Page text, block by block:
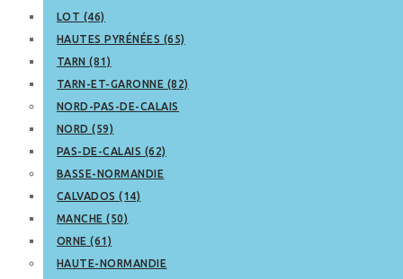
LOT (46)
HAUTES PYRÉNÉES (65)
TARN (81)
TARN-ET-GARONNE (82)
NORD-PAS-DE-CALAIS
NORD (59)
PAS-DE-CALAIS (62)
BASSE-NORMANDIE
CALVADOS (14)
MANCHE (50)
ORNE (61)
HAUTE-NORMANDIE